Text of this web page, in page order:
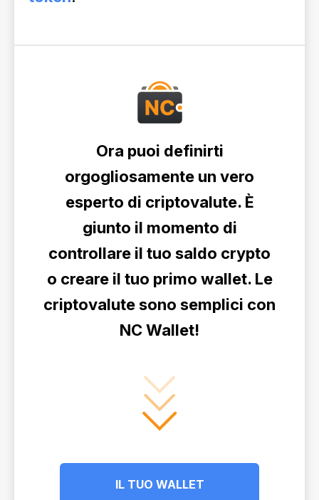
Ora puoi definirti
orgogliosamente un vero
esperto di criptovalute. È
giunto il momento di
controllare il tuo saldo crypto
o creare il tuo primo wallet. Le
criptovalute sono semplici con
NC Wallet!
IL TUO WALLET